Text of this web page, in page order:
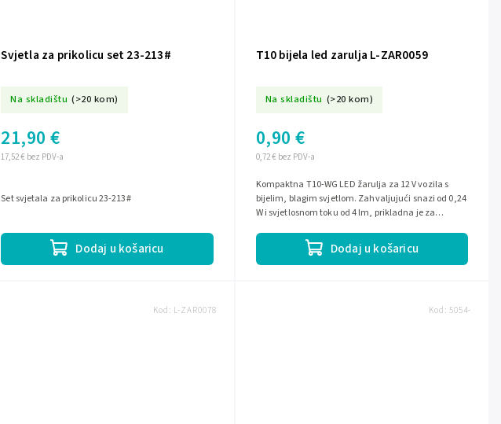
Svjetla za prikolicu set 23-213#
Na skladištu (>20 kom)
17,52 € bez PDV-a
21,90 €
Dodaj u košaricu
Set svjetala za prikolicu 23-213#
T10 bijela led zarulja L-ZAR0059
Na skladištu (>20 kom)
0,72 € bez PDV-a
0,90 €
Dodaj u košaricu
Kompaktna T10-WG LED žarulja za 12 V vozila s
bijelim, blagim svjetlom. Zahvaljujući snazi od 0,24
W i svjetlosnom toku od 4 lm, prikladna je za
Kod: L-ZAR0078 Kod: 5054-